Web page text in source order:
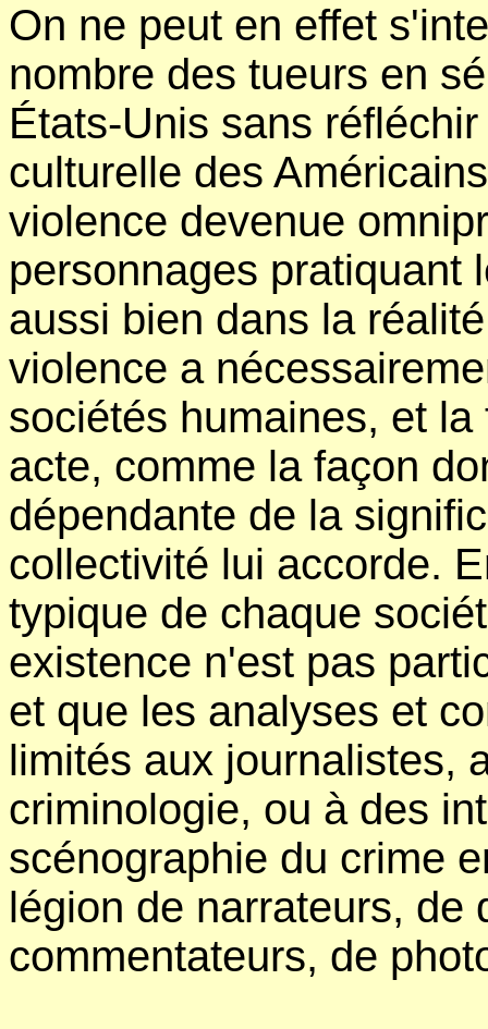
On ne peut en effet
nombre des tueurs en
États-Unis sans
culturelle des
violence devenue
personnages pratiquant
aussi bien dans la
violence a
sociétés humaines, et
acte, comme la façon
dépendante de la
collectivité lui accorde.
typique de chaque
existence n'est pas
et que les analyses et
limités aux journalistes,
criminologie, ou à des
scénographie du crime
légion de narrateurs, de
commentateurs, de